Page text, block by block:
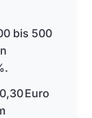
bis 500
Euro